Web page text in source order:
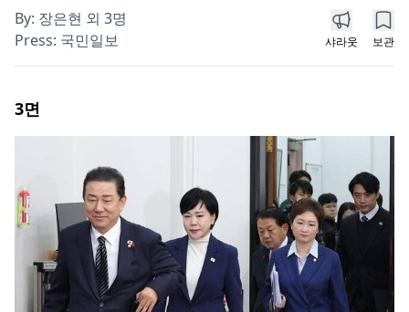
By: 장은현 외 3명
Press: 국민일보 샤라웃 보관
3면